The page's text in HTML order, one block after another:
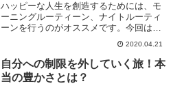
ハッピーな人生を創造するためには、モ
ーニングルーティーン、ナイトルーティ
ーンを行うのがオススメです。今回は夜
にオススメの瞑想について、また、習慣
化することでウイルパワーの消費が減っ
ていくことについて解説していきます。
2020.04.21
自分への制限を外していく旅！本
当の豊かさとは？